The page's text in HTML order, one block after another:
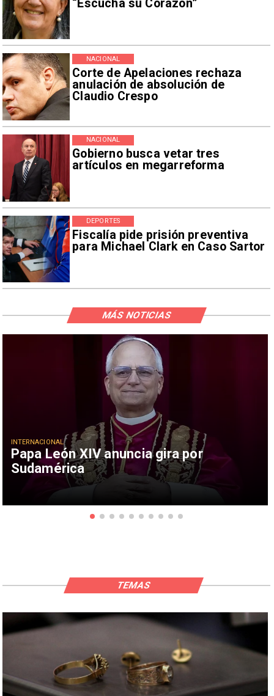
“Escucha su Corazón”
Corte de Apelaciones rechaza
anulación de absolución de
Claudio Crespo
NACIONAL
Gobierno busca vetar tres
artículos en megarreforma
NACIONAL
Fiscalía pide prisión preventiva
para Michael Clark en Caso Sartor
DEPORTES
Papa León XIV anuncia gira por
Sudamérica
INTERNACIONAL
MÁS NOTICIAS
TEMAS